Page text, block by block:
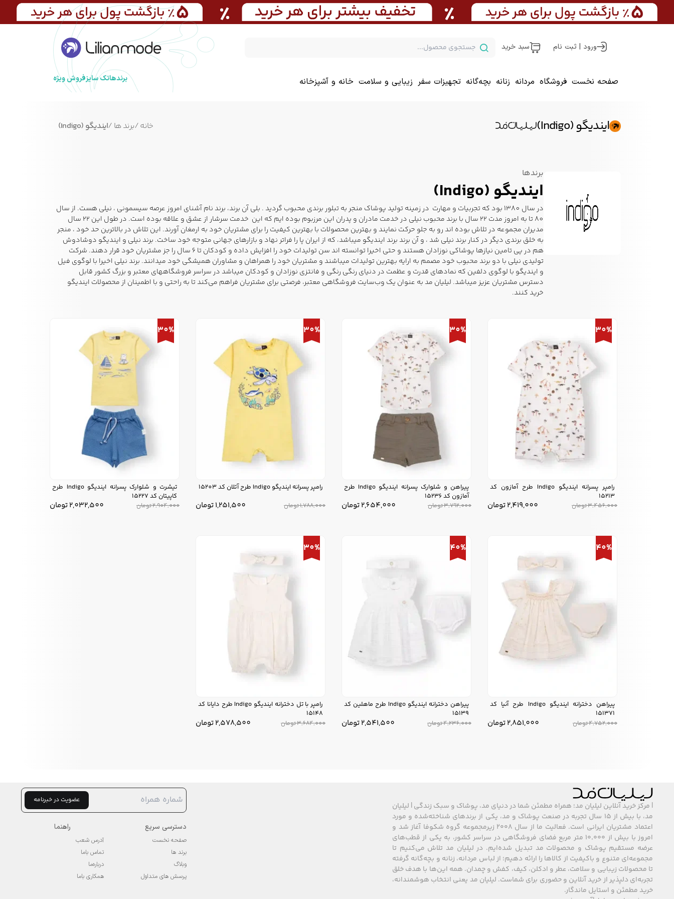
سبد خرید ورود | ثبت نام
صفحه نخست فروشگاه مردانه زنانه بچه‌گانه تجهیزات سفر زیبایی و سلامت خانه و آشپزخانه برندهاتک سایزفروش ویژه
ایندیگو (Indigo) خانه/برند ها /ایندیگو (Indigo)
برندها
ایندیگو (Indigo)
در سال 1380 بود که تجربیات و مهارت در زمینه تولید پوشاک منجر به تبلور برندی محبوب گردید . بلی آن برند، برند نام آشنای امروز عرصه سیسمونی ، نیلی هست. از سال
80 تا به امروز مدت 22 سال با برند محبوب نیلی در خدمت مادران و پدران این مرزبوم بوده ایم که این خدمت سرشار از عشق و علاقه بوده است. در طول این 22 سال
مدیران مجموعه در تلاش بوده اند رو به جلو حرکت نمایند و بهترین محصولات با بهترین کیفیت را برای مشتریان خود به ارمغان آورند. این تلاش در بالاترین حد خود ، منجر
به خلق برندی دیگر در کنار برند نیلی شد ، و آن برند برند ایندیگو میباشد، که از ایران پا را فراتر نهاد و بازارهای جهانی متوجه خود ساخت. برند نیلی و ایندیگو دوشادوش
هم در پی تامین نیازها پوشاکی نوزادان هستند و حتی اخیرا توانسته اند سن تولیدات خود را افزایش داده و کودکان تا 6 سال را جز مشتریان خود قرار دهند. شرکت
تولیدی نیلی با دو برند محبوب خود مصمم به ارایه بهترین تولیدات میباشند و مشتریان خود را همراهان و مشاوران همیشگی خود میدانند. برند نیلی اخیرا با لوگوی فیل
و ایندیگو با لوگوی دلفین که نمادهای قدرت و عظمت در دنیای رنگی رنگی و فانتزی نوزادان و کودکان میباشد در سراسر فروشگاههای معتبر و بزرگ کشور قابل
دسترس مشتریان عزیز میباشد. لیلیان مد به عنوان یک وب‌سایت فروشگاهی معتبر، فرصتی برای مشتریان فراهم می‌کند تا به راحتی و با اطمینان از محصولات ایندیگو
خرید کنند.
30%
رامپر پسرانه ایندیگو Indigo طرح آمازون کد
15213
3,456,000تومان 2,419,000تومان
30%
پیراهن و شلوارک پسرانه ایندیگو Indigo طرح
آمازون کد 15236
3,792,000تومان 2,654,000تومان
30%
رامپر پسرانه ایندیگو Indigo طرح آتلان کد 15203
1,788,000تومان 1,251,500تومان
30%
تیشرت و شلوارک پسرانه ایندیگو Indigo طرح
کاپیتان کد 15227
2,904,000تومان 2,032,500تومان
40%
پیراهن دخترانه ایندیگو Indigo طرح آنیا کد
151371
4,752,000تومان 2,851,000تومان
40%
پیراهن دخترانه ایندیگو Indigo طرح ماهلین کد
15139
4,236,000تومان 2,541,500تومان
30%
رامپر با تل دخترانه ایندیگو Indigo طرح دایانا کد
15148
3,684,000تومان 2,578,500تومان
| مرکز خرید آنلاین لیلیان مد؛ همراه مطمئن شما در دنیای مد، پوشاک و سبک زندگی | لیلیان
مد، با بیش از ۱۵ سال تجربه در صنعت پوشاک و مد، یکی از برندهای شناخته‌شده و مورد
اعتماد مشتریان ایرانی است. فعالیت ما از سال ۲۰۰۸ زیرمجموعه گروه شکوفا آغاز شد و
امروز با بیش از ۱۰٬۰۰۰ متر مربع فضای فروشگاهی در سراسر کشور، به یکی از قطب‌های
عرضه مستقیم پوشاک و محصولات مد تبدیل شده‌ایم. در لیلیان مد تلاش می‌کنیم تا
مجموعه‌ای متنوع و باکیفیت از کالاها را ارائه دهیم؛ از لباس مردانه، زنانه و بچه‌گانه گرفته
تا محصولات زیبایی و سلامت، عطر و ادکلن، کیف، کفش و چمدان. همه این‌ها با هدف خلق
تجربه‌ای دلپذیر از خرید آنلاین و حضوری برای شماست. لیلیان مد یعنی انتخاب هوشمندانه،
خرید مطمئن و استایل ماندگار.
عضویت در خبرنامه
دسترسی سریع
صفحه نخست
برند ها
وبلاگ
پرسش های متداول
راهنما
آدرس شعب
تماس باما
درباره‌ما
همکاری باما